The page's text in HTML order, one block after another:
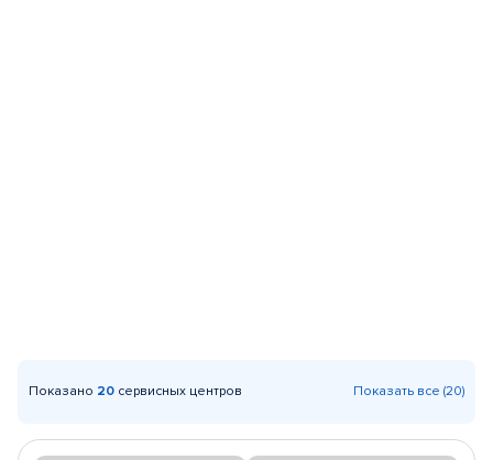
Показано 20 сервисных центров Показать все (20)